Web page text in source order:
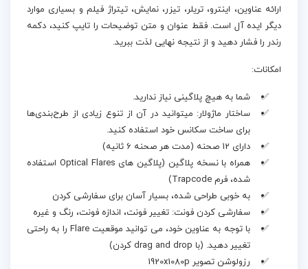
ارائه عناوین، اینترو، تریلر، تیزر، نمایش، تیتراژ فیلم و بسیاری موارد
دیگر ایده آل است. فقط عنوان و متن توضیحات را تایپ کنید، دکمه
رندر را فشار دهید و از نتیجه نهایی لذت ببرید.
امکانات:
شما به هیچ پلاگینی نیاز ندارید.
ساختار ماژولار: میتوانید در آن از تنوع زیادی از طرح‌بندی‌ها
برای ساخت سکانس خود استفاده کنید.
دارای 12 صحنه (مدت هر صحنه 6 ثانیه)
همراه با نسخه پلاگین (پلاگین های Optical Flares استفاده
شده، فرم Trapcode)
به خوبی طراحی شده، بسیار آسان برای سفارشی کردن
سفارشی کردن فونت: تغییر فونت، اندازه فونت، رنگ و غیره
با توجه به عناوین خود، می توانید موقعیت Flare را به راحتی
تغییر دهید. (با drag and drop کردن)
رزولوشن تصویر 1920x1080p